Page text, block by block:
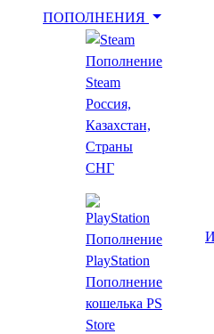
ПОПОЛНЕНИЯ
Пополнение
Steam
Россия,
Казахстан,
Страны
СНГ
Пополнение
PlayStation
Пополнение
кошелька PS
Store
Укажи игру для поиска лучшей
Главная
Все игры
Age of Wonders III
Age of